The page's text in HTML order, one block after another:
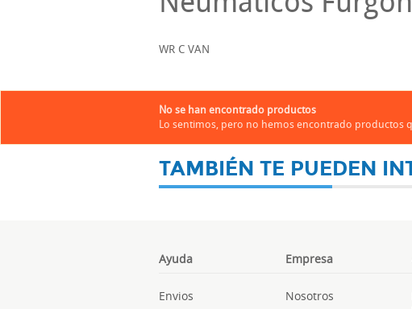
WR C VAN
No se han encontrado productos
Lo sentimos, pero no hemos encontrado productos
TAMBIÉN TE PUEDEN
Ayuda Empresa
Envios
Nosotros